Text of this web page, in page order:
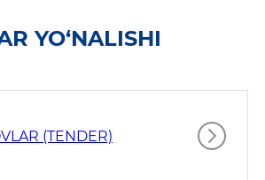
YO‘NALISHI
(TENDER)